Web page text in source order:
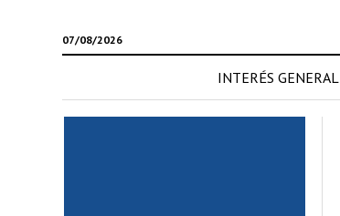
07/08/2026
INTERÉS GENERAL